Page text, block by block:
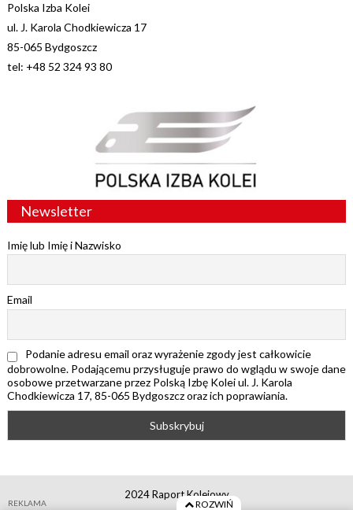
REKLAMA ROZWIŃ
Polska Izba Kolei
ul. J. Karola Chodkiewicza 17
85-065 Bydgoszcz
tel: +48 52 324 93 80
Newsletter
Imię lub Imię i Nazwisko
Email
Podanie adresu email oraz wyrażenie zgody jest całkowicie
dobrowolne. Podającemu przysługuje prawo do wglądu w swoje dane
osobowe przetwarzane przez Polską Izbę Kolei ul. J. Karola
Chodkiewicza 17, 85-065 Bydgoszcz oraz ich poprawiania.
2024 Raport Kolejowy